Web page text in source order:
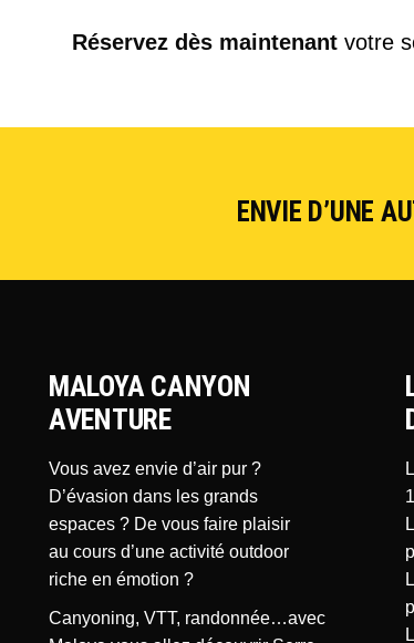
Réservez dès maintenantvotre
ENVIE D’UNE
MALOYA CANYON
AVENTURE
Vous avez envie d’air pur ?
D’évasion dans les grands
espaces ? De vous faire plaisir
au cours d’une activité outdoor
riche en émotion ?
Canyoning, VTT, randonnée…avec